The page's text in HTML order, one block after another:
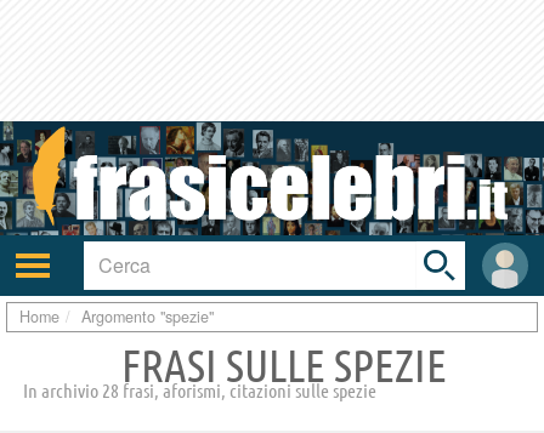
Attiva/disattiva
navigazione
User
area
Toggle
search
bar
Home Argomento "spezie"
FRASI SULLE SPEZIE
In archivio 28 frasi, aforismi, citazioni sulle spezie